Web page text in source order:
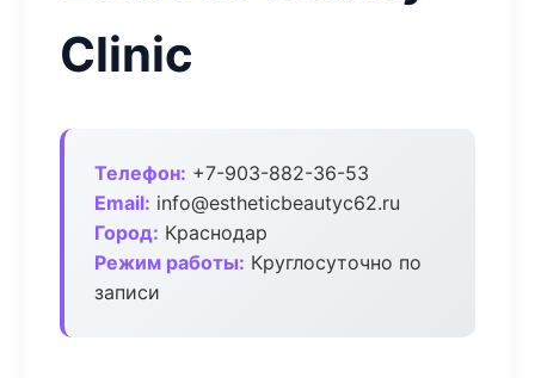
Clinic
Телефон: +7-903-882-36-53
Email: info@estheticbeautyc62.ru
Город: Краснодар
Режим работы: Круглосуточно по
записи